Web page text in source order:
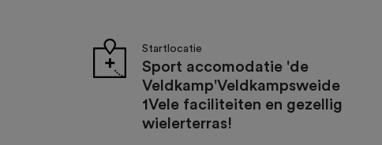
Startlocatie
Sport accomodatie 'de
Veldkamp'Veldkampsweide
1Vele faciliteiten en gezellig
wielerterras!